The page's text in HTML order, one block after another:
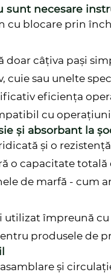
sunt necesare
cu blocare prin
doar câțiva pași
cuie sau unelte
eficiența
cu
și absorbant la
și o
o capacitate
de marfă - cum
utilizat împreună
produsele de
și